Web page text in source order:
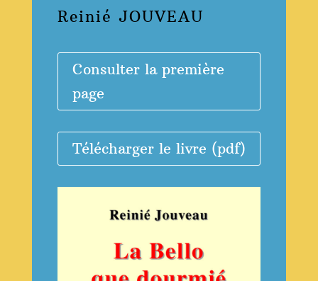
Reinié JOUVEAU
Consulter la première
page
Télécharger le livre (pdf)